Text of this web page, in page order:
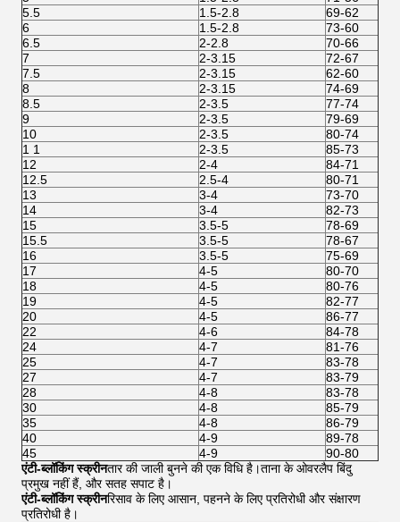
5.5
1.5-2.8
69-62
6
1.5-2.8
73-60
6.5
2-2.8
70-66
7
2-3.15
72-67
7.5
2-3.15
62-60
8
2-3.15
74-69
8.5
2-3.5
77-74
9
2-3.5
79-69
10
2-3.5
80-74
1 1
2-3.5
85-73
12
2-4
84-71
12.5
2.5-4
80-71
13
3-4
73-70
14
3-4
82-73
15
3.5-5
78-69
15.5
3.5-5
78-67
16
3.5-5
75-69
17
4-5
80-70
18
4-5
80-76
19
4-5
82-77
20
4-5
86-77
22
4-6
84-78
24
4-7
81-76
25
4-7
83-78
27
4-7
83-79
28
4-8
83-78
30
4-8
85-79
35
4-8
86-79
40
4-9
89-78
45
4-9
90-80
एंटी-ब्लॉकिंग स्क्रीनतार की जाली बुनने की एक विधि है।ताना के ओवरलैप बिंदु
प्रमुख नहीं हैं, और सतह सपाट है।
एंटी-ब्लॉकिंग स्क्रीनरिसाव के लिए आसान, पहनने के लिए प्रतिरोधी और संक्षारण
प्रतिरोधी है।